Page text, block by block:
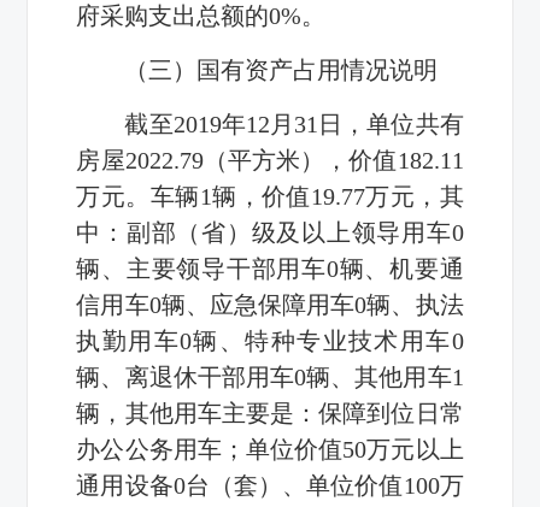
府采购支出总额的0%。
（三）国有资产占用情况说明
截至2019年12 月 31 日，单位共有
房屋2022.79（平方米），价值182.11
万元。车辆1辆，价值19.77万元，其
中：副部（省）级及以上领导用车0
辆、主要领导干部用车0辆、机要通
信用车0辆、应急保障用车0辆、执法
执勤用车0辆、特种专业技术用车0
辆、离退休干部用车0辆、其他用车1
辆，其他用车主要是：保障到位日常
办公公务用车；单位价值50万元以上
通用设备0台（套）、单位价值100万